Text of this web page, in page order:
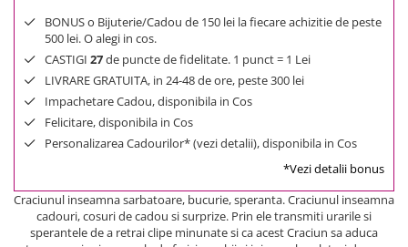
100 Lei - 200 Lei
200 Lei - 300 Lei
300 Lei - 500 Lei
500 Lei - 1000 Lei
1000 Lei +
BONUS o Bijuterie/Cadou de 150 lei la fiecare achizitie de peste
500 lei. O alegi in cos.
CASTIGI 27de puncte de fidelitate. 1 punct = 1 Lei
LIVRARE GRATUITA, in 24-48 de ore, peste 300 lei
Impachetare Cadou, disponibila in Cos
Felicitare, disponibila in Cos
Personalizarea Cadourilor* (vezi detalii), disponibila in Cos
*Vezi detalii bonus
Craciunul inseamna sarbatoare, bucurie, speranta. Craciunul inseamna
cadouri, cosuri de cadou si surprize. Prin ele transmiti urarile si
sperantele de a retrai clipe minunate si ca acest Craciun sa aduca